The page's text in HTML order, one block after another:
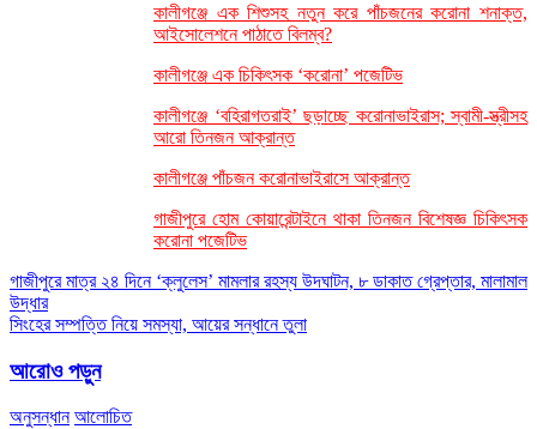
কালীগঞ্জে এক শিশুসহ নতুন করে পাঁচজনের করোনা শনাক্ত,
আইসোলেশনে পাঠাতে বিলম্ব?
কালীগঞ্জে এক চিকিৎসক ‘করোনা’ পজেটিভ
কালীগঞ্জে ‘বহিরাগতরাই’ ছড়াচ্ছে করোনাভাইরাস; স্বামী-স্ত্রীসহ
আরো তিনজন আক্রান্ত
কালীগঞ্জে পাঁচজন করোনাভাইরাসে আক্রান্ত
গাজীপুরে হোম কোয়ারেন্টাইনে থাকা তিনজন বিশেষজ্ঞ চিকিৎসক
করোনা পজেটিভ
Post
navigation
গাজীপুরে মাত্র ২৪ দিনে ‘ক্লুলেস’ মামলার রহস্য উদঘাটন, ৮ ডাকাত গ্রেপ্তার, মালামাল
উদ্ধার
সিংহের সম্পত্তি নিয়ে সমস্যা, আয়ের সন্ধানে তুলা
আরোও পড়ুন
অনুসন্ধান আলোচিত